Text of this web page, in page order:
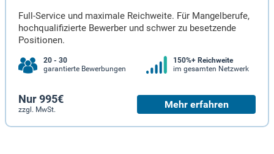
Full-Service und maximale Reichweite. Für Mangelberufe,
hochqualifizierte Bewerber und schwer zu besetzende
Positionen.
20 - 30
garantierte Bewerbungen
150%+ Reichweite
im gesamten Netzwerk
Nur 995€
zzgl. MwSt. Mehr erfahren